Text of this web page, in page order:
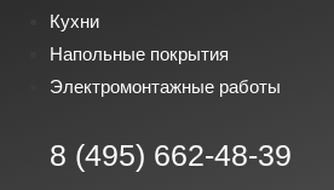
Кухни
Напольные покрытия
Электромонтажные работы
8 (495) 662-48-39